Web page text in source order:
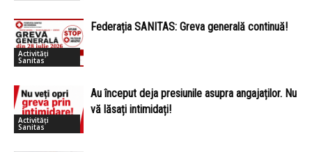
Activități
Sanitas
Federația SANITAS: Greva generală continuă!
Activități
Sanitas
Au început deja presiunile asupra angajaților. Nu
vă lăsați intimidați!